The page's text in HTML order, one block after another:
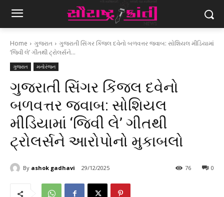
Home ગુજરાત
ગુજરાતી સિંગર કિંજલ દવેનો બળવત્તર જવાબ: સોશિયલ મીડિયામાં
‘જિવી લે’ ગીતથી ટ્રોલર્સને...
ગુજરાત મનોરંજન
ગુજરાતી સિંગર કિંજલ દવેનો
બળવત્તર જવાબ: સોશિયલ
મીડિયામાં ‘જિવી લે’ ગીતથી
ટ્રોલર્સને આરોપોનો મુકાબલો
By ashok gadhavi 29/12/2025 0
76